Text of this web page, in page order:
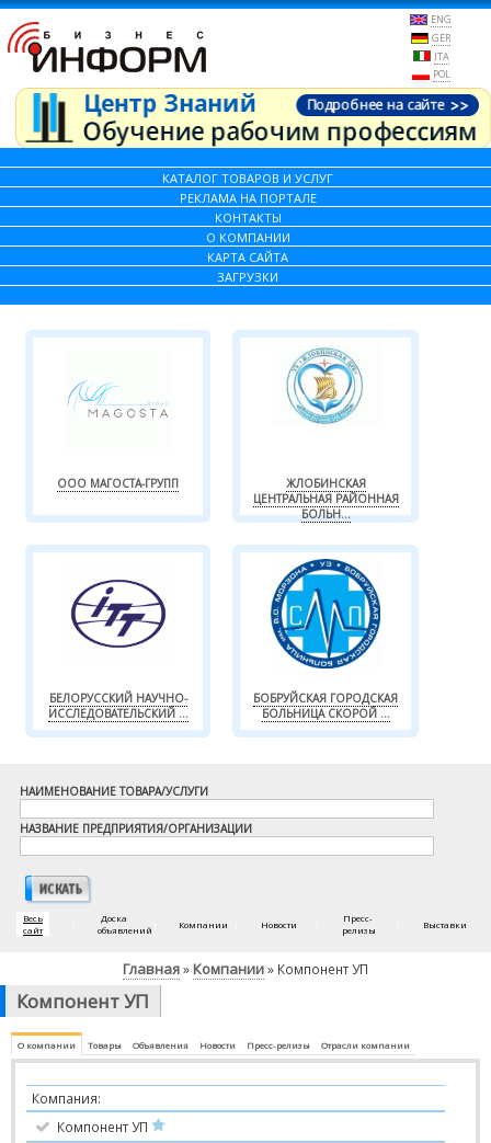
ENG
GER
ITA
POL
КАТАЛОГ ТОВАРОВ И УСЛУГ
РЕКЛАМА НА ПОРТАЛЕ
КОНТАКТЫ
О КОМПАНИИ
КАРТА САЙТА
ЗАГРУЗКИ
ООО МАГОСТА-ГРУПП
ЖЛОБИНСКАЯ
ЦЕНТРАЛЬНАЯ РАЙОННАЯ
БОЛЬН...
БЕЛОРУССКИЙ НАУЧНО-
ИССЛЕДОВАТЕЛЬСКИЙ ...
БОБРУЙСКАЯ ГОРОДСКАЯ
БОЛЬНИЦА СКОРОЙ ...
НАИМЕНОВАНИЕ ТОВАРА/УСЛУГИ
НАЗВАНИЕ ПРЕДПРИЯТИЯ/ОРГАНИЗАЦИИ
Весь
сайт
Доска
объявлений
Компании Новости
Пресс-
релизы
Выставки
Главная» Компании» Компонент УП
Компонент УП
О компании Товары Объявления Новости Пресс-релизы Отрасли компании
Компания:
Компонент УП